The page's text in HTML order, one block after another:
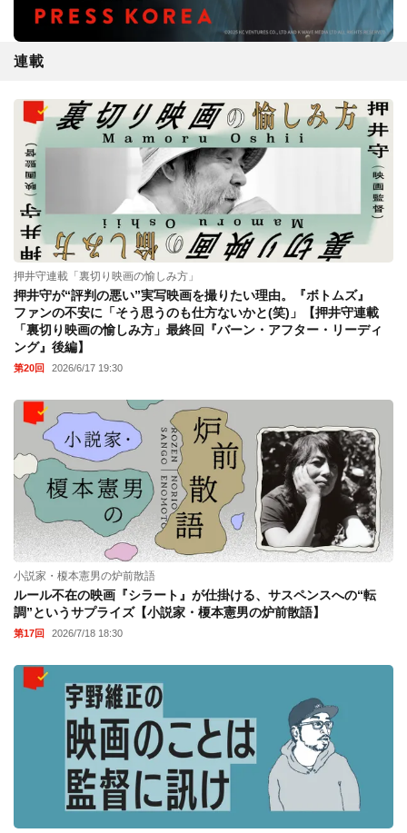
連載
押井守連載「裏切り映画の愉しみ方」
押井守が“評判の悪い”実写映画を撮りたい理由。『ボトムズ』
ファンの不安に「そう思うのも仕方ないかと(笑)」【押井守連載
「裏切り映画の愉しみ方」最終回『バーン・アフター・リーディ
ング』後編】
第20回 2026/6/17 19:30
小説家・榎本憲男の炉前散語
ルール不在の映画『シラート』が仕掛ける、サスペンスへの“転
調”というサプライズ【小説家・榎本憲男の炉前散語】
第17回 2026/7/18 18:30